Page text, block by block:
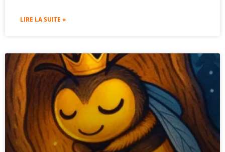
LIRE LA SUITE »